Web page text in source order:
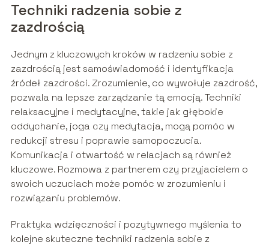
Techniki radzenia sobie z
zazdrością
Jednym z kluczowych kroków w radzeniu sobie z
zazdrością jest samoświadomość i identyfikacja
źródeł zazdrości. Zrozumienie, co wywołuje zazdrość,
pozwala na lepsze zarządzanie tą emocją. Techniki
relaksacyjne i medytacyjne, takie jak głębokie
oddychanie, joga czy medytacja, mogą pomóc w
redukcji stresu i poprawie samopoczucia.
Komunikacja i otwartość w relacjach są również
kluczowe. Rozmowa z partnerem czy przyjacielem o
swoich uczuciach może pomóc w zrozumieniu i
rozwiązaniu problemów.
Praktyka wdzięczności i pozytywnego myślenia to
kolejne skuteczne techniki radzenia sobie z